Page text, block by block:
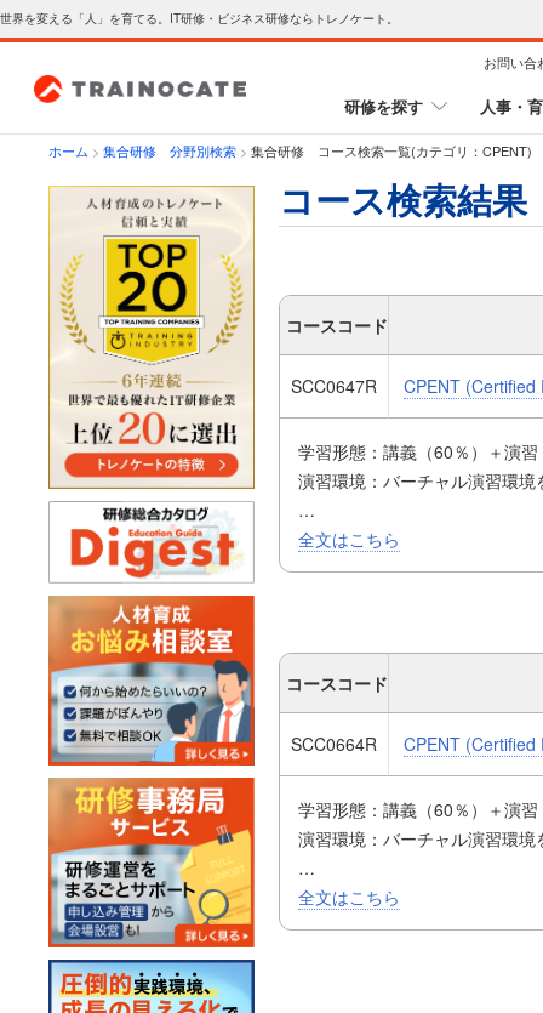
世界を変える「人」を育てる。IT研修・ビジネス研修ならトレノケート。
お問い合
研修を探す 人事・
ホーム > 集合研修 分野別検索 > 集合研修 コース検索一覧(カテゴリ：CPENT)
コース検索結
コースコード
SCC0647R CPENT
学習形態：講義（60％）＋演
演習環境：バーチャル演習環
攻撃、悪用、回避、防御が必
「効果的な侵入テストを実行
全文はこちら
コースコード
SCC0664R CPENT
学習形態：講義（60％）＋演
演習環境：バーチャル演習環
攻撃、悪用、回避、防御が必
「効果的な侵入テストを実行
全文はこちら